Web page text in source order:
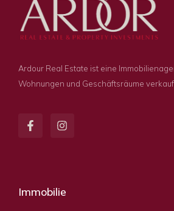
Ardour Real Estate ist eine
Wohnungen und Geschäftsräume
Immobilie